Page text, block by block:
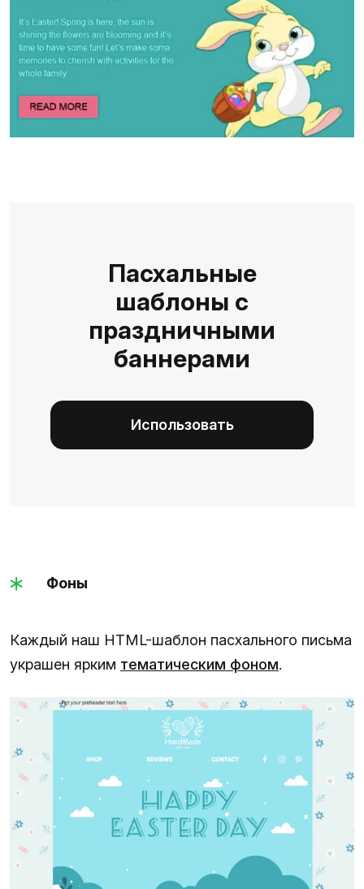
Пасхальные
шаблоны с
праздничными
баннерами
Использовать
Фоны
Каждый наш HTML-шаблон пасхального письма
украшен ярким тематическим фоном.